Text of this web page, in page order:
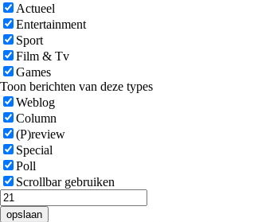
Actueel
Entertainment
Sport
Film & Tv
Games
Toon berichten van deze types
Weblog
Column
(P)review
Special
Poll
Scrollbar gebruiken
opslaan